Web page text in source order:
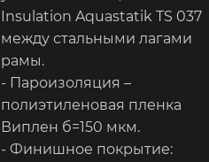
Insulation Aquastatik TS 037
между стальными лагами
рамы.
- Пароизоляция –
полиэтиленовая пленка
Виплен б=150 мкм.
- Финишное покрытие: